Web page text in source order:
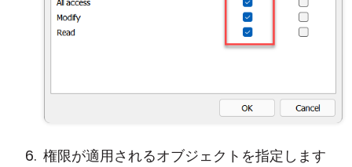
権限が適用されるオブジェクトを指定します